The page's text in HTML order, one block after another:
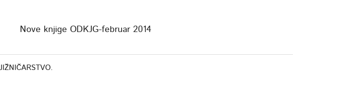
Nove knjige ODKJG-februar 2014